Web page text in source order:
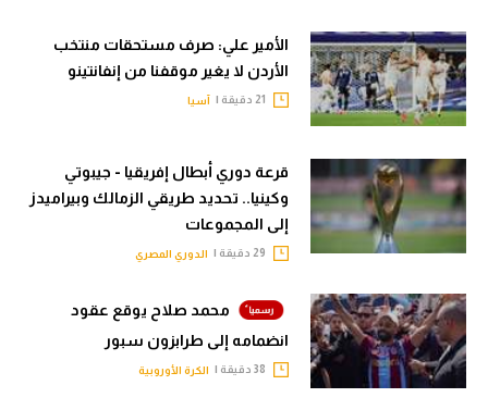
الأمير علي: صرف مستحقات منتخب
الأردن لا يغير موقفنا من إنفانتينو
آسيا
قرعة دوري أبطال إفريقيا - جيبوتي
وكينيا.. تحديد طريقي الزمالك وبيراميدز
إلى المجموعات
الدوري المصري
محمد صلاح يوقع عقود
انضمامه إلى طرابزون سبور
الكرة الأوروبية